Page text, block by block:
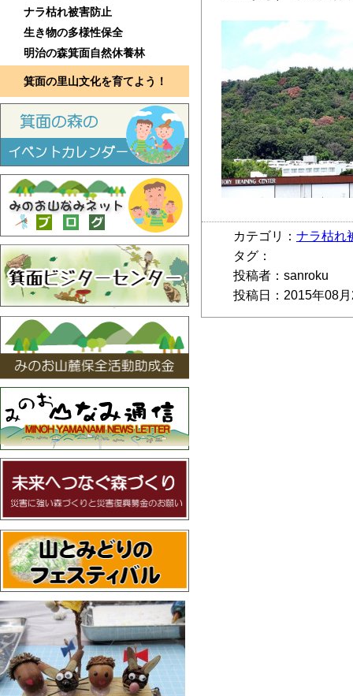
ナラ枯れ被害防止
生き物の多様性保全
明治の森箕面自然休養林
箕面の里山文化を育てよう！
カテゴリ： ナラ枯れ
タグ：
投稿者：sanroku
投稿日：2015年08